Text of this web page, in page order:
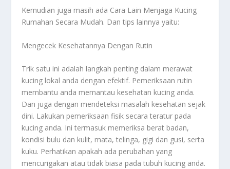
Kemudian juga masih ada Cara Lain Menjaga Kucing
Rumahan Secara Mudah. Dan tips lainnya yaitu:
Mengecek Kesehatannya Dengan Rutin
Trik satu ini adalah langkah penting dalam merawat
kucing lokal anda dengan efektif. Pemeriksaan rutin
membantu anda memantau kesehatan kucing anda.
Dan juga dengan mendeteksi masalah kesehatan sejak
dini. Lakukan pemeriksaan fisik secara teratur pada
kucing anda. Ini termasuk memeriksa berat badan,
kondisi bulu dan kulit, mata, telinga, gigi dan gusi, serta
kuku. Perhatikan apakah ada perubahan yang
mencurigakan atau tidak biasa pada tubuh kucing anda.